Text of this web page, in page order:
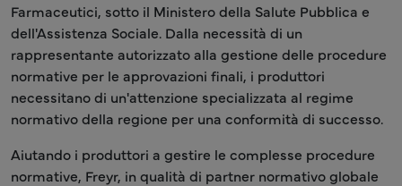
Farmaceutici, sotto il Ministero della Salute Pubblica e
dell'Assistenza Sociale. Dalla necessità di un
rappresentante autorizzato alla gestione delle procedure
normative per le approvazioni finali, i produttori
necessitano di un'attenzione specializzata al regime
normativo della regione per una conformità di successo.
Aiutando i produttori a gestire le complesse procedure
normative, Freyr, in qualità di partner normativo globale